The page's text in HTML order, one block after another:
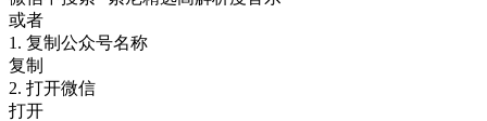
或者
1. 复制公众号名称
复制
2. 打开微信
打开